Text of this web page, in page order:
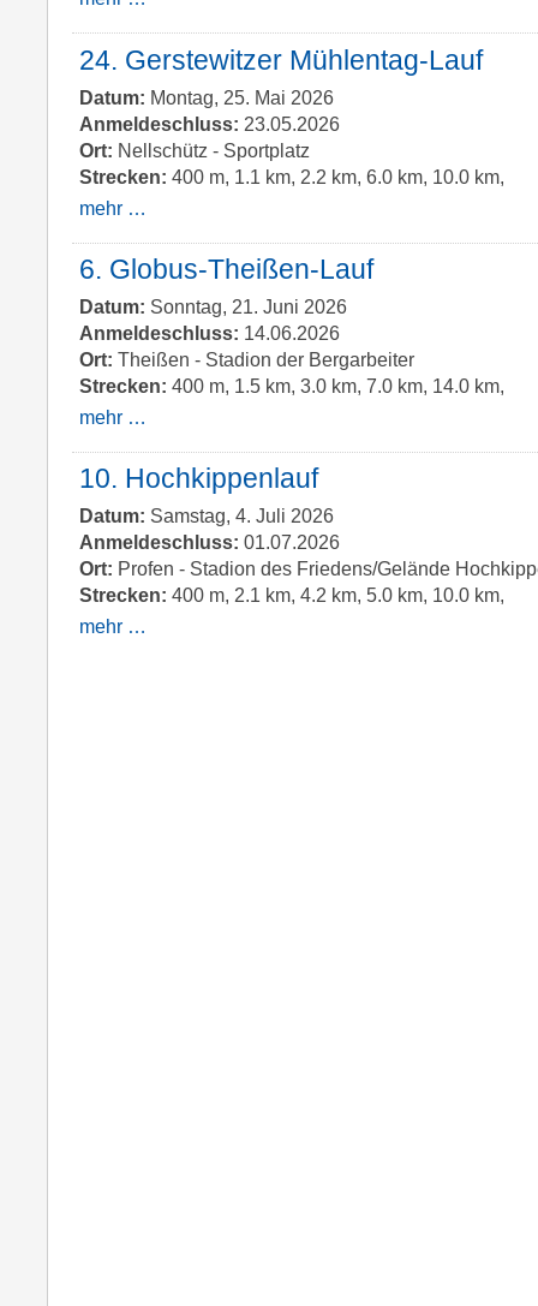
24. Gerstewitzer Mühlentag-Lauf
Datum: Montag, 25. Mai 2026
Anmeldeschluss: 23.05.2026
Ort: Nellschütz - Sportplatz
Strecken: 400 m, 1.1 km, 2.2 km, 6.0 km, 10.0 km,
mehr …
6. Globus-Theißen-Lauf
Datum: Sonntag, 21. Juni 2026
Anmeldeschluss: 14.06.2026
Ort: Theißen - Stadion der Bergarbeiter
Strecken: 400 m, 1.5 km, 3.0 km, 7.0 km, 14.0 km,
mehr …
10. Hochkippenlauf
Datum: Samstag, 4. Juli 2026
Anmeldeschluss: 01.07.2026
Ort: Profen - Stadion des Friedens/Gelände
Strecken: 400 m, 2.1 km, 4.2 km, 5.0 km, 10.0 km,
mehr …